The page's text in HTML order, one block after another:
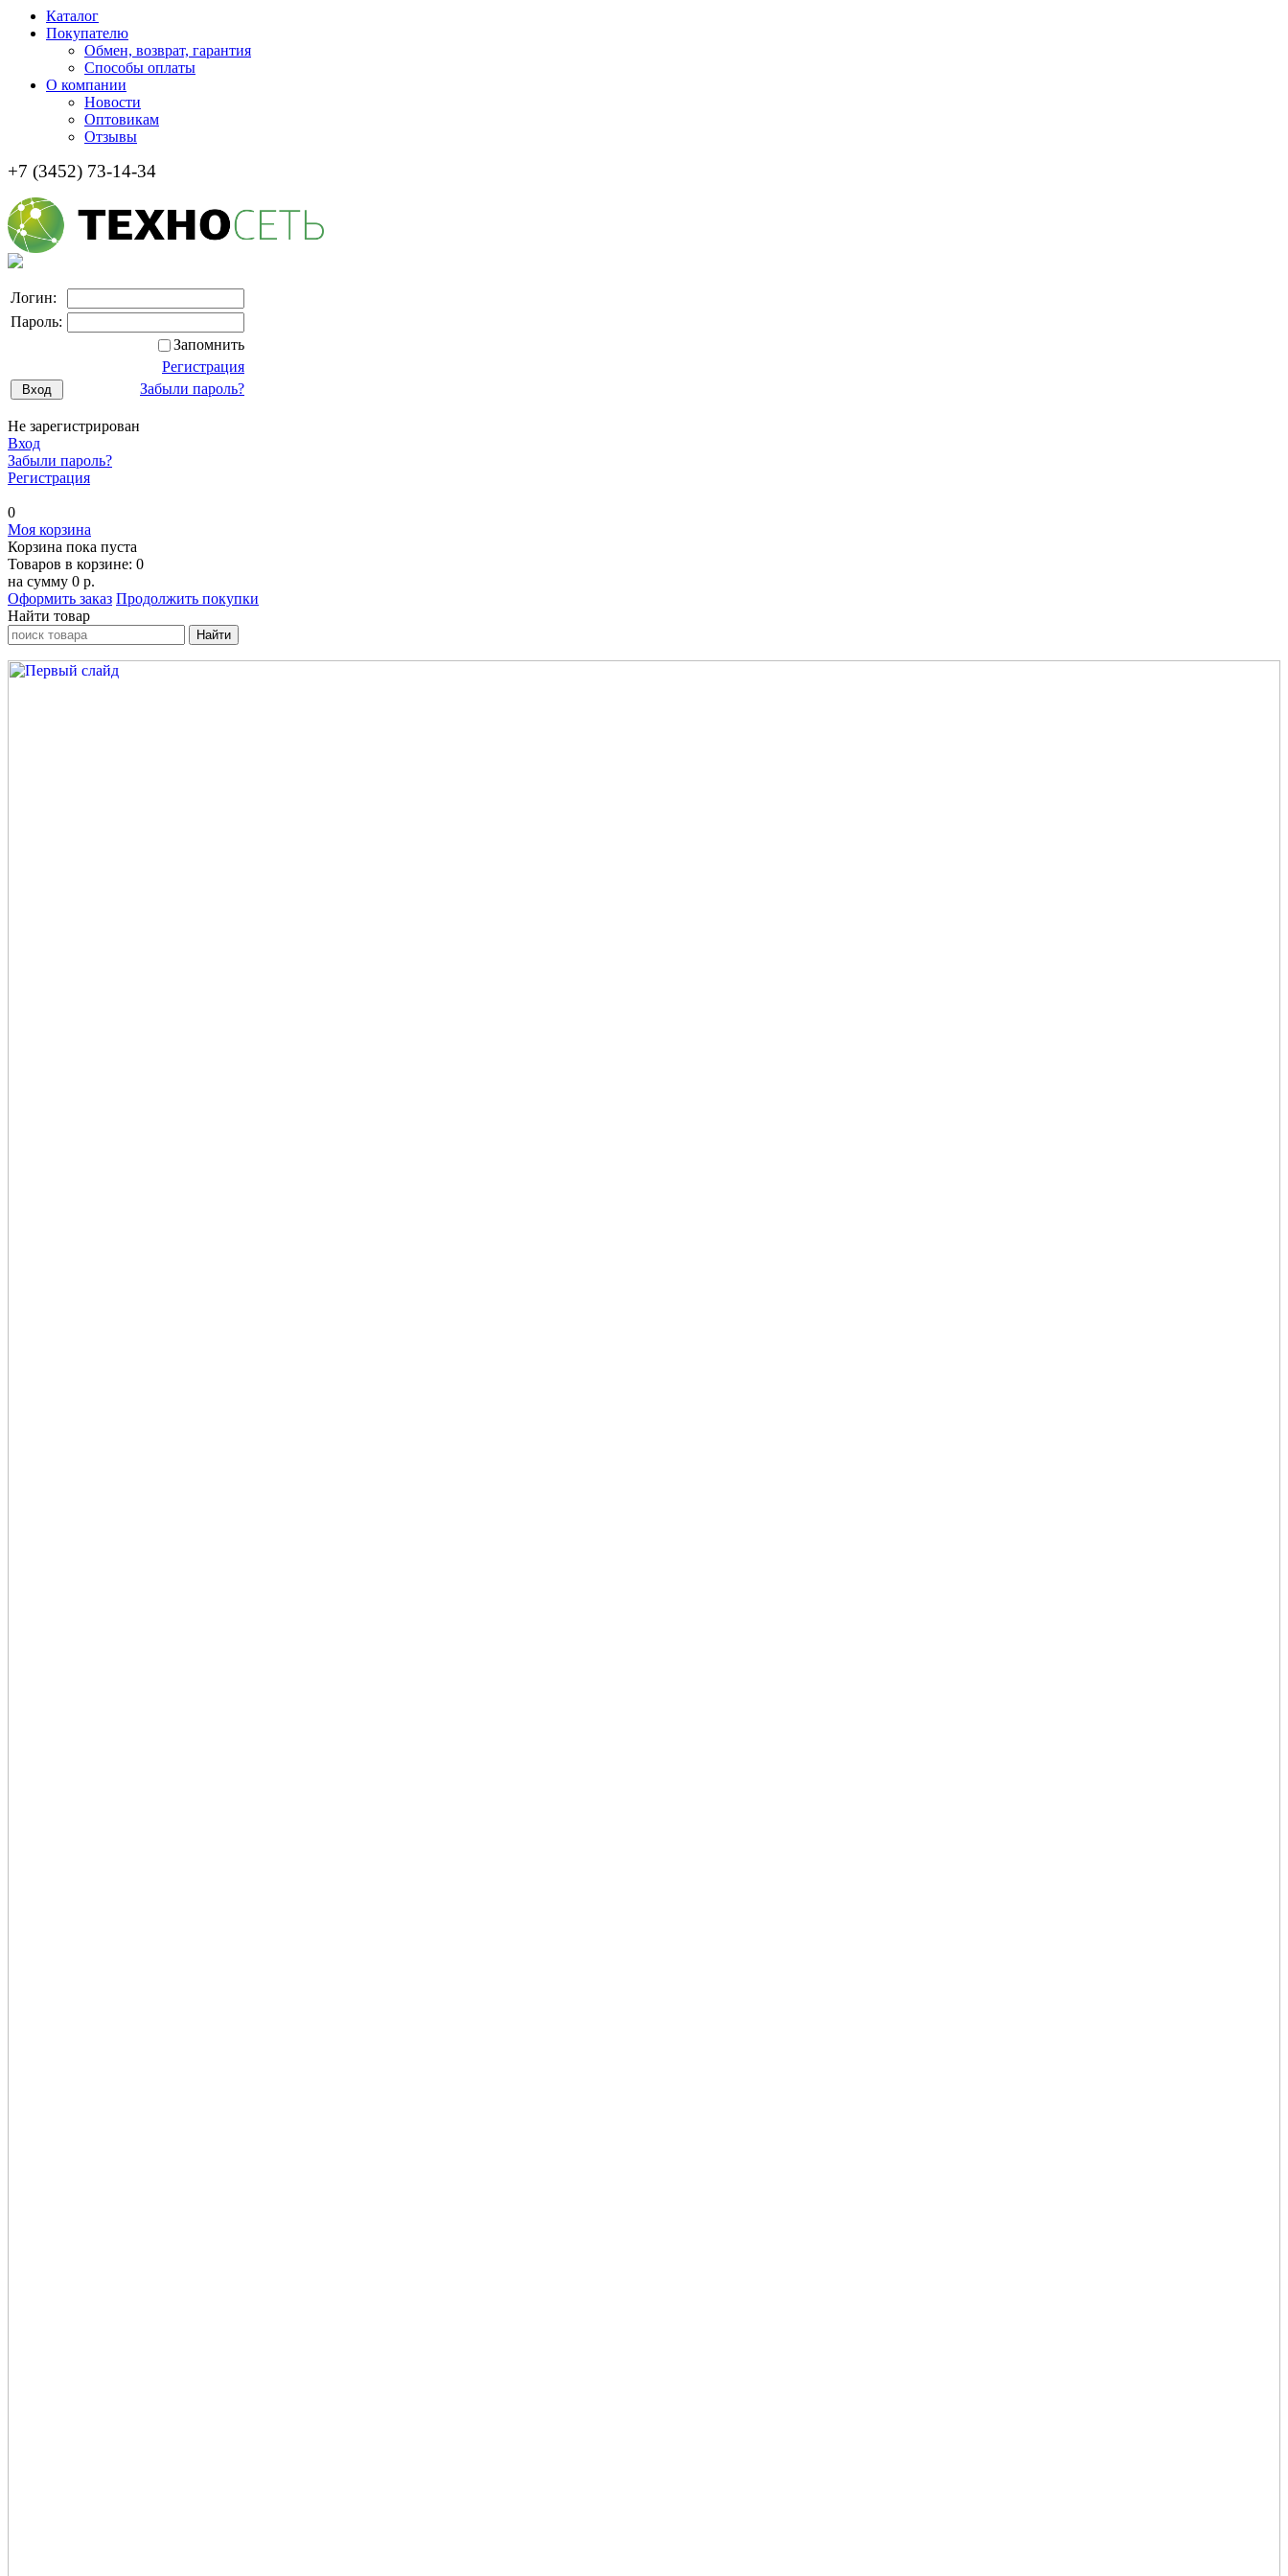
Каталог
Покупателю
Обмен, возврат, гарантия
Способы оплаты
О компании
Новости
Оптовикам
Отзывы
+7 (3452) 73-14-34
Логин:
Пароль:
Запомнить
Регистрация
Забыли пароль?
Не зарегистрирован
Вход
Забыли пароль?
Регистрация
0
Моя корзина
Корзина пока пуста
Товаров в корзине: 0
на сумму 0 р.
Оформить заказ Продолжить покупки
Найти товар